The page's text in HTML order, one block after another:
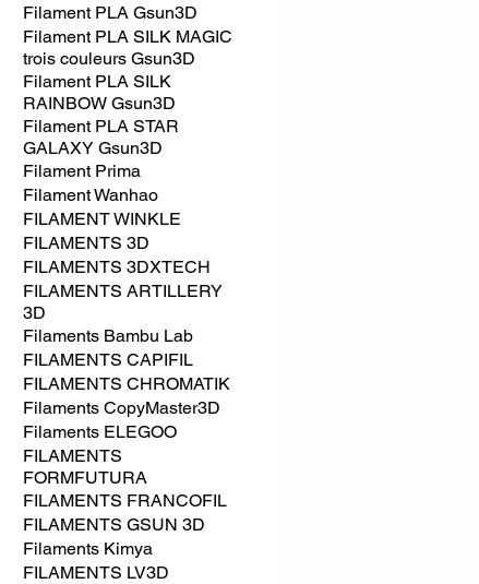
Filament PLA Gsun3D
Filament PLA SILK MAGIC
trois couleurs Gsun3D
Filament PLA SILK
RAINBOW Gsun3D
Filament PLA STAR
GALAXY Gsun3D
Filament Prima
Filament Wanhao
FILAMENT WINKLE
FILAMENTS 3D
FILAMENTS 3DXTECH
FILAMENTS ARTILLERY
3D
Filaments Bambu Lab
FILAMENTS CAPIFIL
FILAMENTS CHROMATIK
Filaments CopyMaster3D
Filaments ELEGOO
FILAMENTS
FORMFUTURA
FILAMENTS FRANCOFIL
FILAMENTS GSUN 3D
Filaments Kimya
FILAMENTS LV3D